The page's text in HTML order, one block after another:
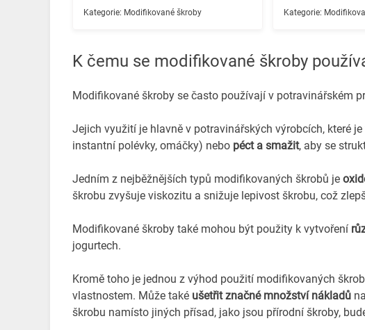
Kategorie: Modifikované škroby Kategorie:
K čemu se modifikované škroby
Modifikované škroby se často používají v potravinářském
Jejich využití je hlavně v potravinářských výrobcích, které je
instantní polévky, omáčky) nebo péct a smažit, aby se
Jedním z nejběžnějších typů modifikovaných škrobů je
škrobu zvyšuje viskozitu a snižuje lepivost škrobu, což
Modifikované škroby také mohou být použity k vytvoření
jogurtech.
Kromě toho je jednou z výhod použití modifikovaných
vlastnostem. Může také ušetřit značné množství nákladů
škrobu namísto jiných přísad, jako jsou přírodní škroby,